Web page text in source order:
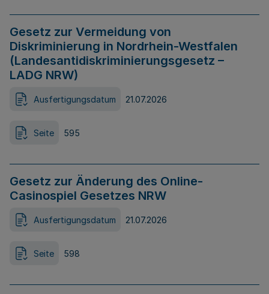
Gesetz zur Vermeidung von
Diskriminierung in Nordrhein-Westfalen
(Landesantidiskriminierungsgesetz –
LADG NRW)
Ausfertigungsdatum 21.07.2026
Seite 595
Gesetz zur Änderung des Online-
Casinospiel Gesetzes NRW
Ausfertigungsdatum 21.07.2026
Seite 598